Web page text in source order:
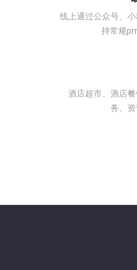
线上通过公众号、
持常规
酒店超市、酒店
务、资